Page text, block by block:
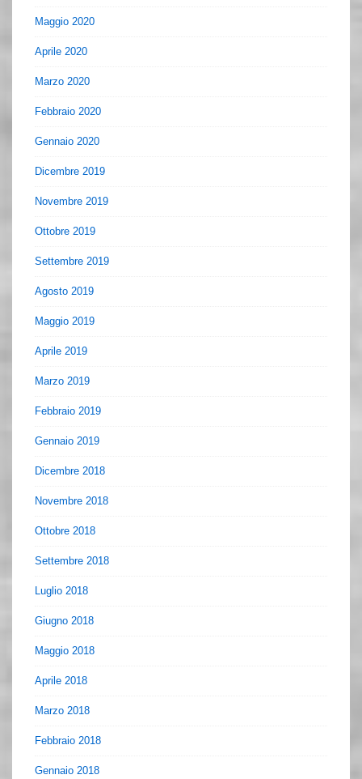
Maggio 2020
Aprile 2020
Marzo 2020
Febbraio 2020
Gennaio 2020
Dicembre 2019
Novembre 2019
Ottobre 2019
Settembre 2019
Agosto 2019
Maggio 2019
Aprile 2019
Marzo 2019
Febbraio 2019
Gennaio 2019
Dicembre 2018
Novembre 2018
Ottobre 2018
Settembre 2018
Luglio 2018
Giugno 2018
Maggio 2018
Aprile 2018
Marzo 2018
Febbraio 2018
Gennaio 2018